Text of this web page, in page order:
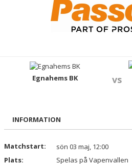
TRUPPEN
DOKUMENT
KONTAKT
Egnahems BK vs
INFORMATION
Matchstart:
sön 03 maj, 12:00
Plats:
Spelas på Vapenvallen